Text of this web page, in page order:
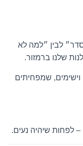
לבין ״למה לא
שלנו ברמזור.
שמפחיתים
לפחות שיהיה נעים.